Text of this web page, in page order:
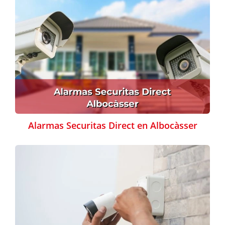
Alarmas Securitas Direct en Albocàsser